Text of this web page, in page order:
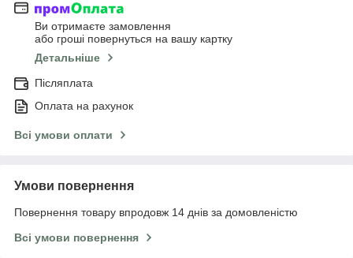
Ви отримаєте замовлення
або гроші повернуться на вашу картку
Детальніше
Післяплата
Оплата на рахунок
Всі умови оплати
Умови повернення
Повернення товару впродовж 14 днів за домовленістю
Всі умови повернення